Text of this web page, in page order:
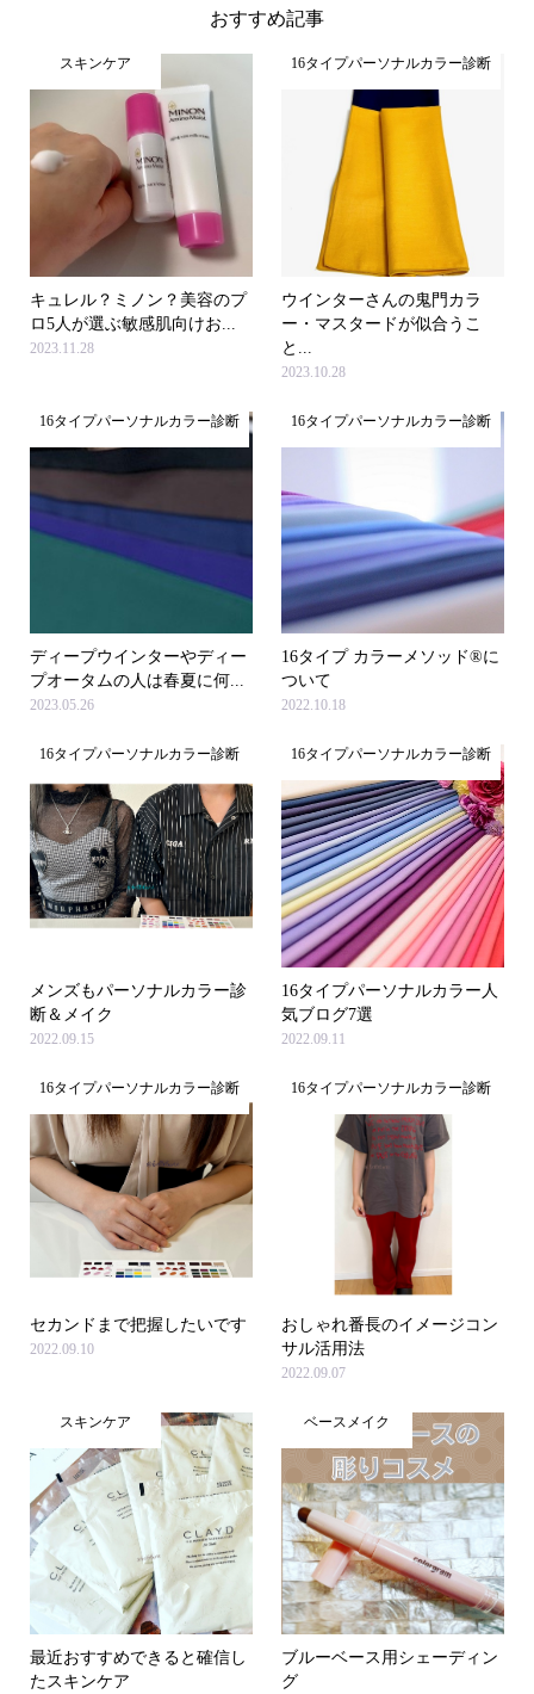
おすすめ記事
スキンケア
キュレル？ミノン？美容のプ
ロ5人が選ぶ敏感肌向けお...
2023.11.28
16タイプパーソナルカラー診断
ウインターさんの鬼門カラ
ー・マスタードが似合うこ
と...
2023.10.28
16タイプパーソナルカラー診断
ディープウインターやディー
プオータムの人は春夏に何...
2023.05.26
16タイプパーソナルカラー診断
16タイプ カラーメソッド®に
ついて
2022.10.18
16タイプパーソナルカラー診断
メンズもパーソナルカラー診
断＆メイク
2022.09.15
16タイプパーソナルカラー診断
16タイプパーソナルカラー人
気ブログ7選
2022.09.11
16タイプパーソナルカラー診断
セカンドまで把握したいです
2022.09.10
16タイプパーソナルカラー診断
おしゃれ番長のイメージコン
サル活用法
2022.09.07
スキンケア
最近おすすめできると確信し
たスキンケア
ベースメイク
ブルーベース用シェーディン
グ